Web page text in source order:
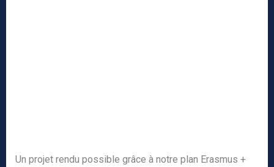
Un projet rendu possible grâce à notre plan Erasmus +